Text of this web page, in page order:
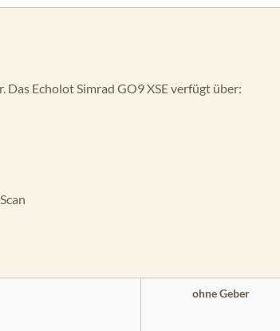
Das Echolot Simrad GO9 XSE verfügt über:
ohne Geber